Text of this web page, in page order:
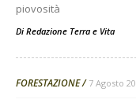
piovosità
Di Redazione Terra e Vita
FORESTAZIONE 7 Agosto